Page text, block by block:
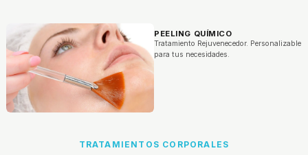
PEELING QUÍMICO
Tratamiento Rejuvenecedor. Personalizable
para tus necesidades.
TRATAMIENTOS CORPORALES